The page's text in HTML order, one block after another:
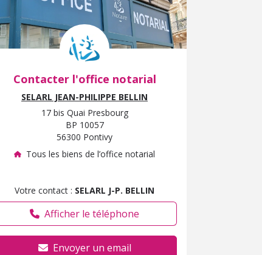
Contacter l'office notarial
SELARL JEAN-PHILIPPE BELLIN
17 bis Quai Presbourg
BP 10057
56300 Pontivy
Tous les biens de l’office notarial
Votre contact : SELARL J-P. BELLIN
Afficher le téléphone
Envoyer un email